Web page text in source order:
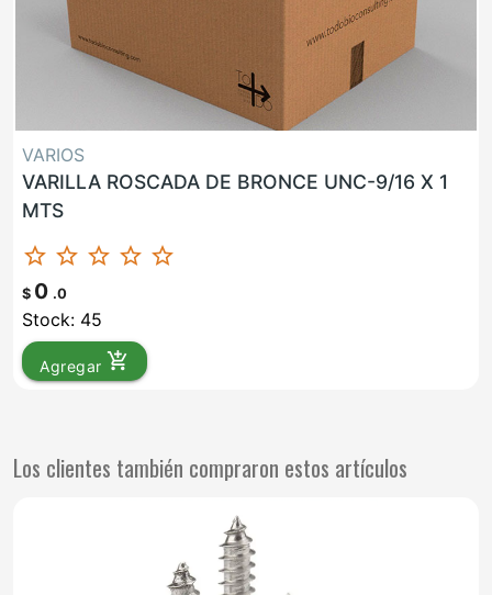
VARIOS
VARILLA ROSCADA DE BRONCE UNC-9/16 X 1
MTS
star_border star_border star_border star_border star_border
$ 0 .0
Stock: 45
Agregar add_shopping_cart
Los clientes también compraron estos artículos